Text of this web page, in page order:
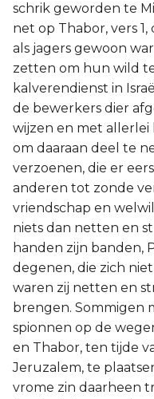
schrik geworden te
net op Thabor, vers
als jagers gewoon
zetten om hun wild
kalverendienst in
de bewerkers dier
wijzen en met
om daaraan deel te
verzoenen, die er
anderen tot zonde
vriendschap en
niets dan netten en
handen zijn banden,
degenen, die zich
waren zij netten en
brengen. Sommigen
spionnen op de
en Thabor, ten tijde
Jeruzalem, te
vrome zin daarheen